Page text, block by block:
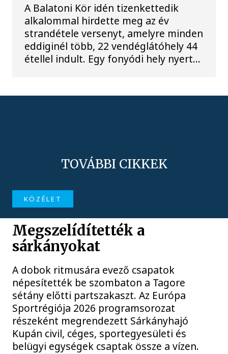
A Balatoni Kör idén tizenkettedik
alkalommal hirdette meg az év
strandétele versenyt, amelyre minden
eddiginél több, 22 vendéglátóhely 44
étellel indult. Egy fonyódi hely nyert...
TOVÁBBI CIKKEK
KÖZÉLET
Megszelídítették a
sárkányokat
A dobok ritmusára evező csapatok
népesítették be szombaton a Tagore
sétány előtti partszakaszt. Az Európa
Sportrégiója 2026 programsorozat
részeként megrendezett Sárkányhajó
Kupán civil, céges, sportegyesületi és
belügyi egységek csaptak össze a vízen.